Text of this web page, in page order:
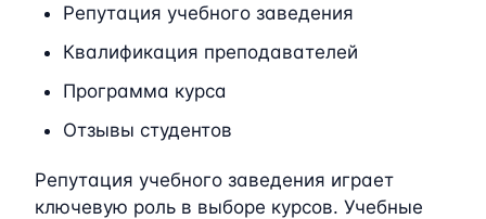
Репутация учебного заведения
Квалификация преподавателей
Программа курса
Отзывы студентов
Репутация учебного заведения играет
ключевую роль в выборе курсов. Учебные